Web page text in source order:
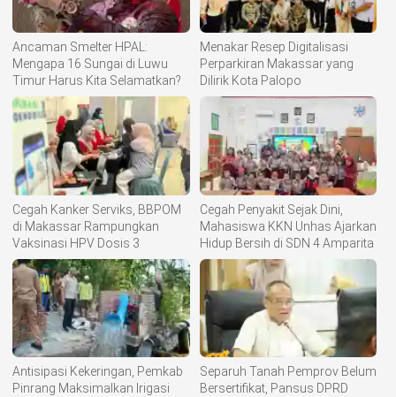
Ancaman Smelter HPAL:
Mengapa 16 Sungai di Luwu
Timur Harus Kita Selamatkan?
Menakar Resep Digitalisasi
Perparkiran Makassar yang
Dilirik Kota Palopo
Cegah Kanker Serviks, BBPOM
di Makassar Rampungkan
Vaksinasi HPV Dosis 3
Cegah Penyakit Sejak Dini,
Mahasiswa KKN Unhas Ajarkan
Hidup Bersih di SDN 4 Amparita
Antisipasi Kekeringan, Pemkab
Pinrang Maksimalkan Irigasi
Separuh Tanah Pemprov Belum
Bersertifikat, Pansus DPRD